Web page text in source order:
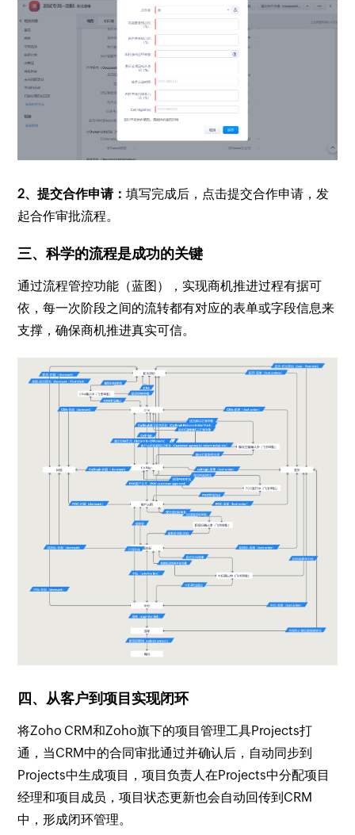
2、提交合作申请：填写完成后，点击提交合作申请，发
起合作审批流程。
三、科学的流程是成功的关键
通过流程管控功能（蓝图），实现商机推进过程有据可
依，每一次阶段之间的流转都有对应的表单或字段信息来
支撑，确保商机推进真实可信。
四、从客户到项目实现闭环
将Zoho CRM和Zoho旗下的项目管理工具Projects打
通，当CRM中的合同审批通过并确认后，自动同步到
Projects中生成项目，项目负责人在Projects中分配项目
经理和项目成员，项目状态更新也会自动回传到CRM
中，形成闭环管理。